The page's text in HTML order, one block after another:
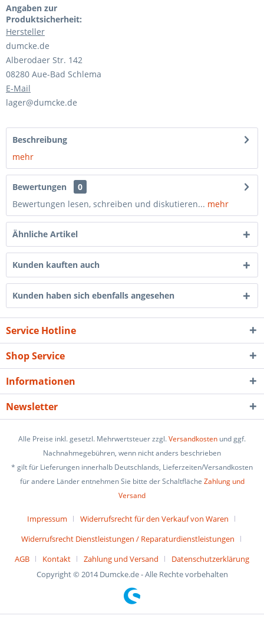
Angaben zur
Produktsicherheit:
Hersteller
dumcke.de
Alberodaer Str. 142
08280 Aue-Bad Schlema
E-Mail
lager@dumcke.de
Beschreibung
mehr
Bewertungen
0
Bewertungen lesen, schreiben und diskutieren... mehr
Ähnliche Artikel
Kunden kauften auch
Kunden haben sich ebenfalls angesehen
Service Hotline
Shop Service
Informationen
Newsletter
Alle Preise inkl. gesetzl. Mehrwertsteuer zzgl.Versandkosten und ggf.
Nachnahmegebühren, wenn nicht anders beschrieben
* gilt für Lieferungen innerhalb Deutschlands, Lieferzeiten/Versandkosten
für andere Länder entnehmen Sie bitte der Schaltfläche Zahlung und
Versand
Impressum
Widerrufsrecht für den Verkauf von Waren
Widerrufsrecht Dienstleistungen / Reparaturdienstleistungen
AGB
Kontakt Zahlung und Versand
Datenschutzerklärung
Copyright © 2014 Dumcke.de - Alle Rechte vorbehalten